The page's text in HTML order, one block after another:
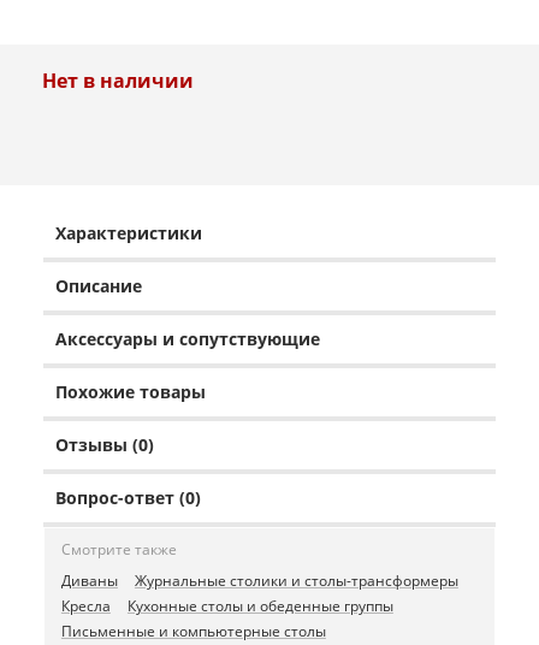
Нет в наличии
Характеристики
Описание
Аксессуары и сопутствующие
Похожие товары
Отзывы (0)
Вопрос-ответ (0)
Смотрите также
Диваны
Журнальные столики и столы-трансформеры
Кресла
Кухонные столы и обеденные группы
Письменные и компьютерные столы